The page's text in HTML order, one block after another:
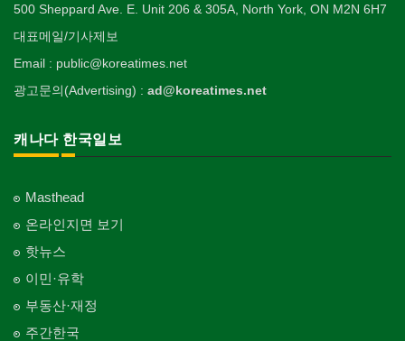
500 Sheppard Ave. E. Unit 206 & 305A, North York, ON M2N 6H7
대표메일/기사제보
Email : public@koreatimes.net
광고문의(Advertising) : ad@koreatimes.net
캐나다 한국일보
Masthead
온라인지면 보기
핫뉴스
이민·유학
부동산·재정
주간한국